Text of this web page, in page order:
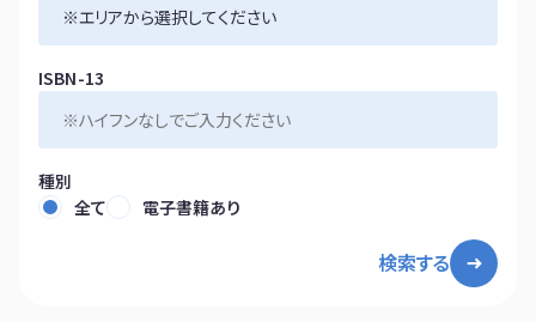
ISBN-13
種別
全て
電子書籍あり
検索する